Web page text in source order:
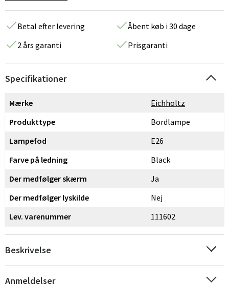
Betal efter levering
Åbent køb i 30 dage
2 års garanti
Prisgaranti
Specifikationer
Mærke
Eichholtz
Produkttype
Bordlampe
Lampefod
E26
Farve på ledning
Black
Der medfølger skærm
Ja
Der medfølger lyskilde
Nej
Lev. varenummer
111602
Beskrivelse
Anmeldelser